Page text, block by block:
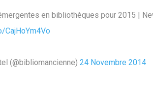
en bibliothèques pour 2015 |
CajHoYm4Vo
(@bibliomancienne) 24 Novembre 2014